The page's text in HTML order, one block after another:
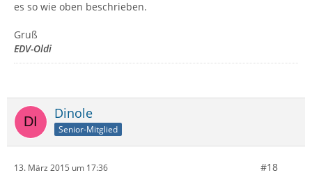
es so wie oben beschrieben.
Gruß
EDV-Oldi
Dinole
Senior-Mitglied
13. März 2015 um 17:36 #18